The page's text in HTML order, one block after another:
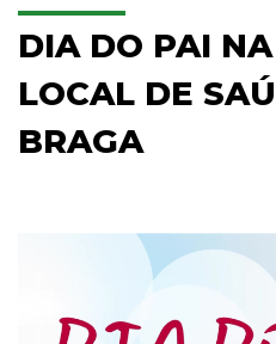
DIA DO PAI
LOCAL DE
BRAGA